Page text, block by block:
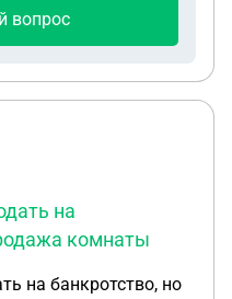
вопрос
на
комнаты
на банкротство, но